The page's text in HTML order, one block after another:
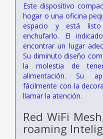
Este dispositivo
hogar o una oficina
espacio y está
enchufarlo. El
encontrar un lugar
Su diminuto diseño
la molestia de
alimentación. Su
fácilmente con la
llamar la atención.
Red WiFi
roaming